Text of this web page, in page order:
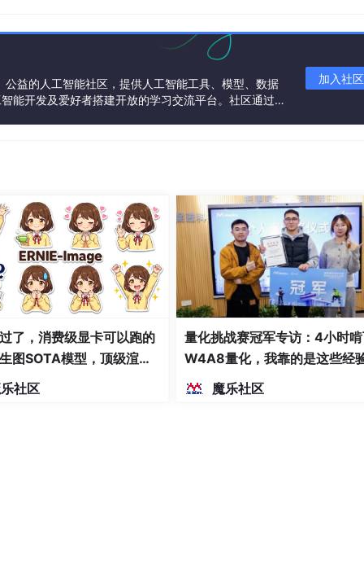
益的人工智能社区，提供人工智能工具、模型、数据
能开发及爱好者搭建开放的学习交流平台。社区通过理
加入社区
了，消费级显卡可以跑的
图SOTA模型，顶级渲
度文本绘图
社区
量化挑战赛冠军专访：4小时
W4A8量化，我靠的是这些经
魔乐社区